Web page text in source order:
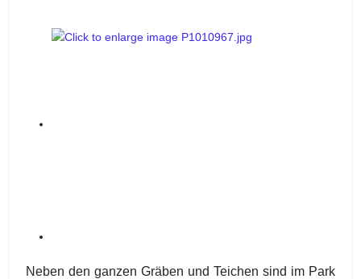
Neben den ganzen Gräben und Teichen sind im Park